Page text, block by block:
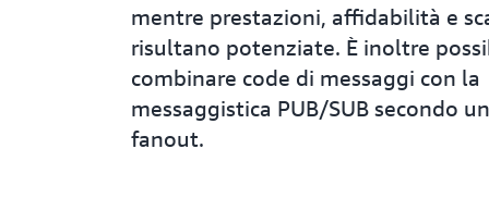
mentre prestazioni, affidabilità e
risultano potenziate. È inoltre
combinare code di messaggi con la
messaggistica PUB/SUB secondo
fanout.